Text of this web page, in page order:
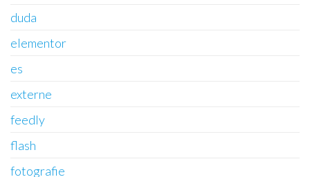
duda
elementor
es
externe
feedly
flash
fotografie